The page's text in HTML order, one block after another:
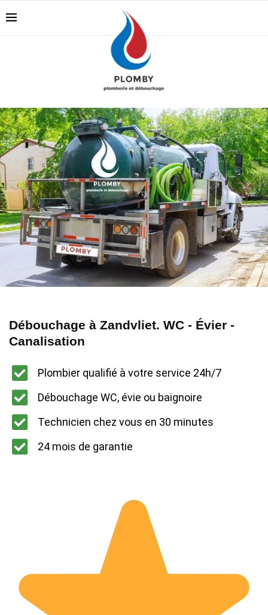
Débouchage à Zandvliet. WC - Évier -
Canalisation
Plombier qualifié à votre service 24h/7
Débouchage WC, évie ou baignoire
Technicien chez vous en 30 minutes
24 mois de garantie